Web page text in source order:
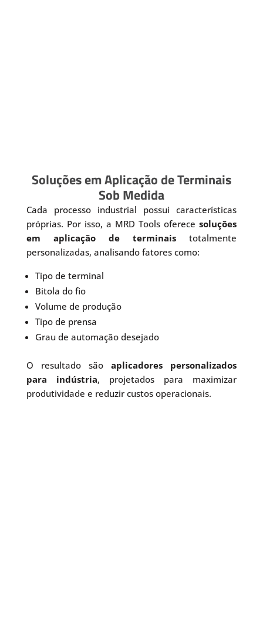
Soluções em Aplicação de Terminais
Sob Medida
Cada processo industrial possui características
próprias. Por isso, a MRD Tools oferecesoluções
em aplicação de terminais totalmente
personalizadas, analisando fatores como:
Tipo de terminal
Bitola do fio
Volume de produção
Tipo de prensa
Grau de automação desejado
O resultado sãoaplicadores personalizados
para indústria, projetados para maximizar
produtividade e reduzir custos operacionais.